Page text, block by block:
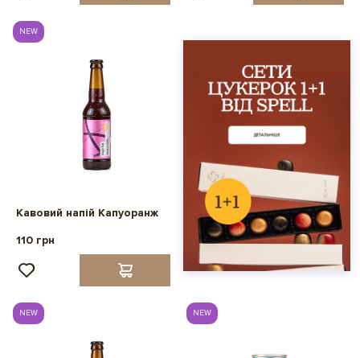
NEW
Кавовий напій Капуоранж
110 грн
NEW NEW